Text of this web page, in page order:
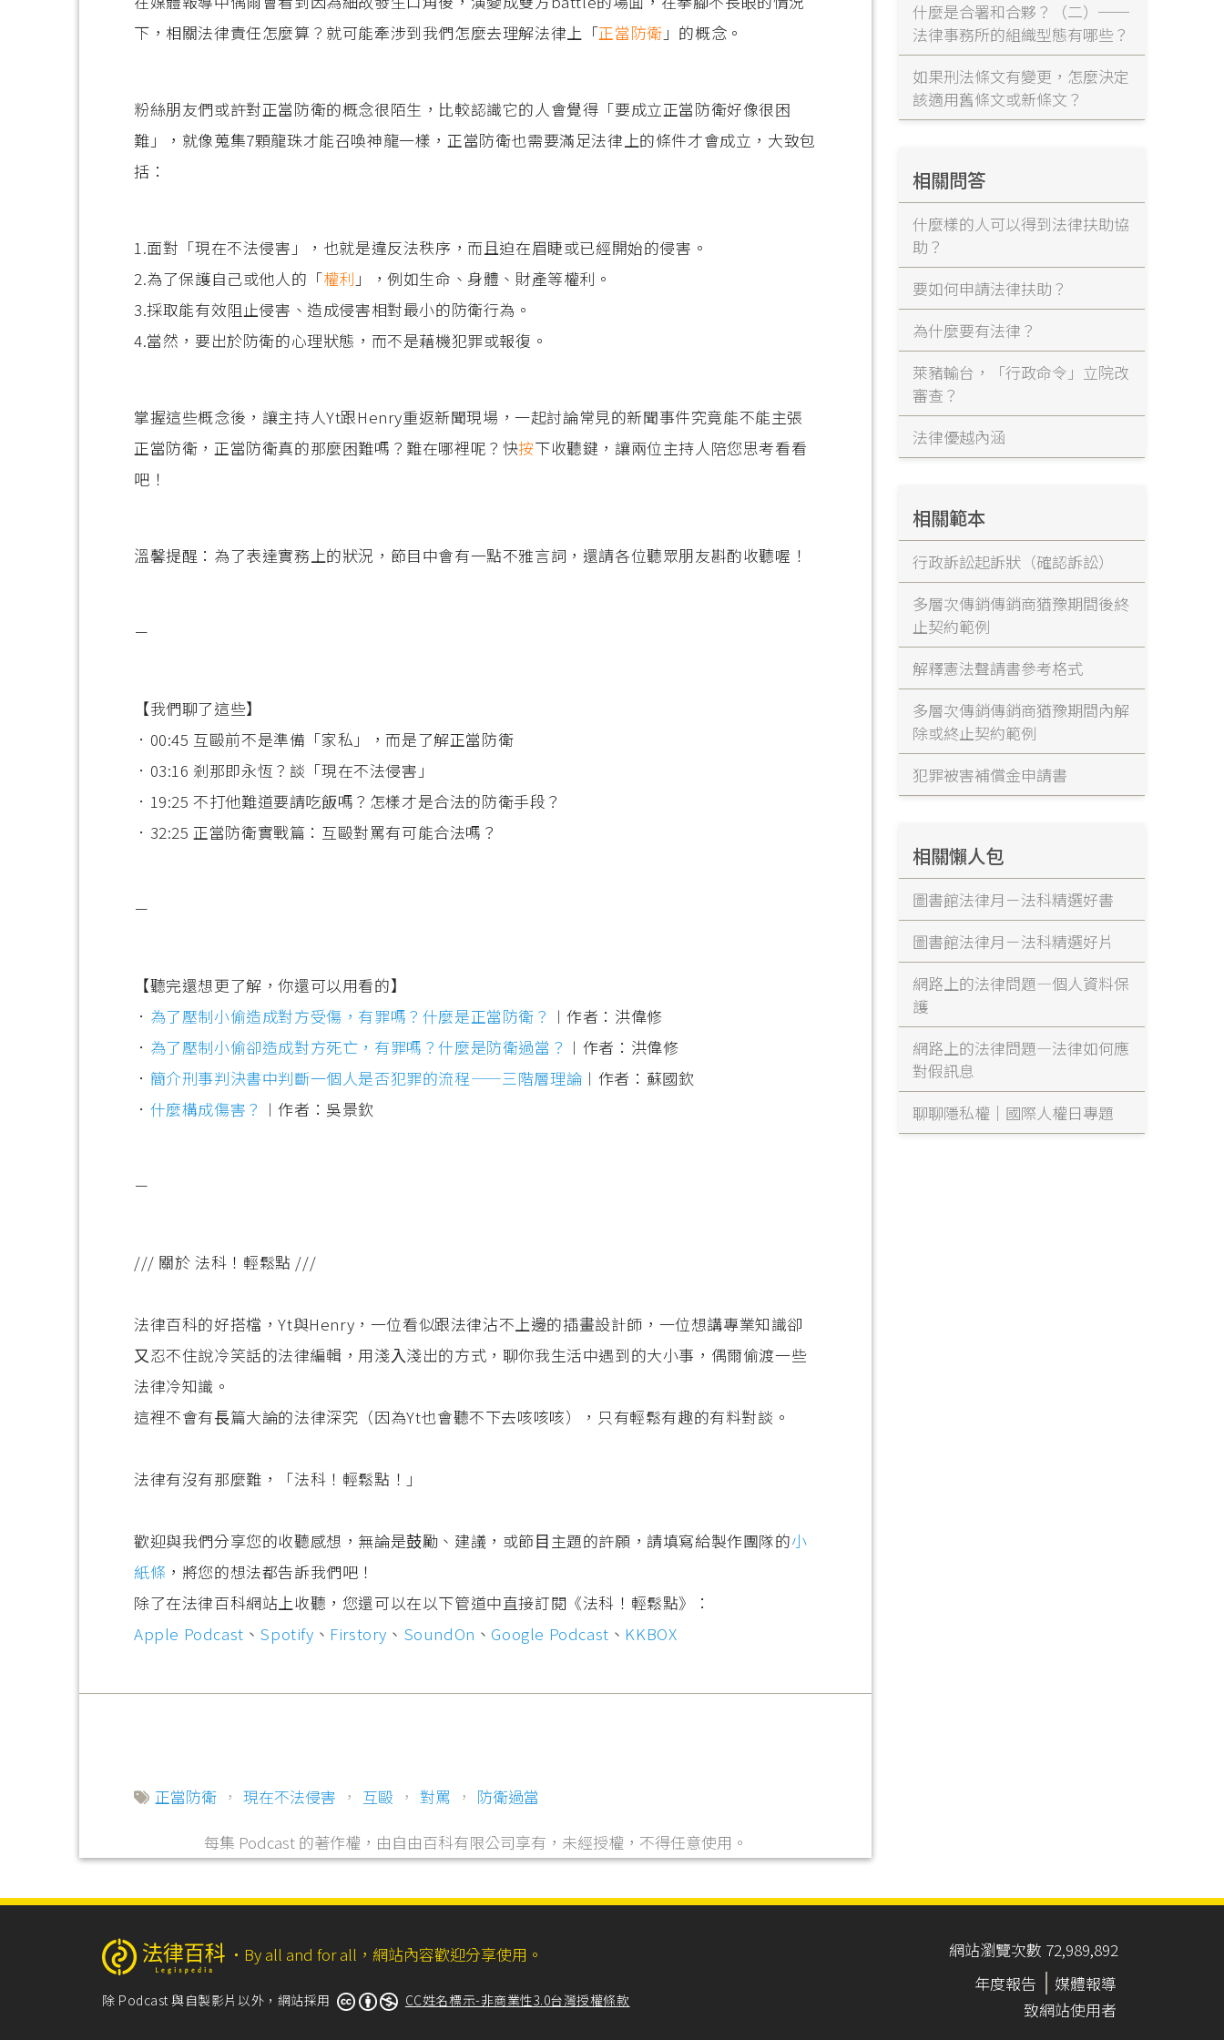
下，相關法律責任怎麼算？就可能牽涉到我們怎麼去理解法律上「正當防衛 」的概念。
粉絲朋友們或許對正當防衛的概念很陌生，比較認識它的人會覺得「要成立正當防衛好像很困
難」，就像蒐集7顆龍珠才能召喚神龍一樣，正當防衛也需要滿足法律上的條件才會成立，大致包
括：
1.面對「現在不法侵害」，也就是違反法秩序，而且迫在眉睫或已經開始的侵害。
2.為了保護自己或他人的「權利 」，例如生命、身體、財產等權利。
3.採取能有效阻止侵害、造成侵害相對最小的防衛行為。
4.當然，要出於防衛的心理狀態，而不是藉機犯罪或報復。
掌握這些概念後，讓主持人Yt跟Henry重返新聞現場，一起討論常見的新聞事件究竟能不能主張
正當防衛，正當防衛真的那麼困難嗎？難在哪裡呢？快按下收聽鍵，讓兩位主持人陪您思考看看
吧！
溫馨提醒：為了表達實務上的狀況，節目中會有一點不雅言詞，還請各位聽眾朋友斟酌收聽喔！
－
【我們聊了這些】
．00:45 互毆前不是準備「家私」，而是了解正當防衛
．03:16 剎那即永恆？談「現在不法侵害」
．19:25 不打他難道要請吃飯嗎？怎樣才是合法的防衛手段？
．32:25 正當防衛實戰篇：互毆對罵有可能合法嗎？
－
【聽完還想更了解，你還可以用看的】
． 為了壓制小偷造成對方受傷，有罪嗎？什麼是正當防衛？ ︱作者：洪偉修
． 為了壓制小偷卻造成對方死亡，有罪嗎？什麼是防衛過當？ ︱作者：洪偉修
． 簡介刑事判決書中判斷一個人是否犯罪的流程——三階層理論 ︱作者：蘇國欽
． 什麼構成傷害？ ︱作者：吳景欽
－
/// 關於 法科！輕鬆點 ///
法律百科的好搭檔，Yt與Henry，⼀位看似跟法律沾不上邊的插畫設計師，⼀位想講專業知識卻
⼜忍不住說冷笑話的法律編輯，⽤淺⼊淺出的⽅式，聊你我⽣活中遇到的⼤⼩事，偶爾偷渡⼀些
法律冷知識。
這裡不會有⻑篇⼤論的法律深究（因為Yt也會聽不下去咳咳咳），只有輕鬆有趣的有料對談。
法律有沒有那麼難，「法科！輕鬆點！」
歡迎與我們分享您的收聽感想，無論是⿎勵、建議，或節⽬主題的許願，請填寫給製作團隊的⼩
紙條 ，將您的想法都告訴我們吧！
除了在法律百科網站上收聽，您還可以在以下管道中直接訂閱《法科！輕鬆點》：
Apple Podcast 、 Spotify 、 Firstory 、 SoundOn 、 Google Podcast 、 KKBOX
正當防衛 ， 現在不法侵害 ， 互毆 ， 對罵 ， 防衛過當
每集 Podcast 的著作權，由自由百科有限公司享有，未經授權，不得任意使用。
什麼是合署和合夥？（二）──
法律事務所的組織型態有哪些？
如果刑法條文有變更，怎麼決定
該適用舊條文或新條文？
相關問答
什麼樣的人可以得到法律扶助協
助？
要如何申請法律扶助？
為什麼要有法律？
萊豬輸台，「行政命令」立院改
審查？
法律優越內涵
相關範本
行政訴訟起訴狀（確認訴訟）
多層次傳銷傳銷商猶豫期間後終
止契約範例
解釋憲法聲請書參考格式
多層次傳銷傳銷商猶豫期間內解
除或終止契約範例
犯罪被害補償金申請書
相關懶人包
圖書館法律月－法科精選好書
圖書館法律月－法科精選好片
網路上的法律問題—個人資料保
護
網路上的法律問題—法律如何應
對假訊息
聊聊隱私權｜國際人權日專題
‧ By all and for all，網站內容歡迎分享使用。
除 Podcast 與自製影片以外，網站採用 CC姓名標示-非商業性3.0台灣授權條款
網站瀏覽次數 72,989,892
年度報告
媒體報導
致網站使用者